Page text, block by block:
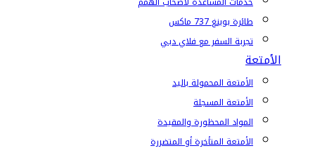
طائرة بوينغ 737 ماكس
تجربة السفر مع فلاي دبي
الأمتعة
الأمتعة المحمولة باليد
الأمتعة المسجلة
المواد المحظورة والمقيدة
الأمتعة المتأخرة أو المتضررة